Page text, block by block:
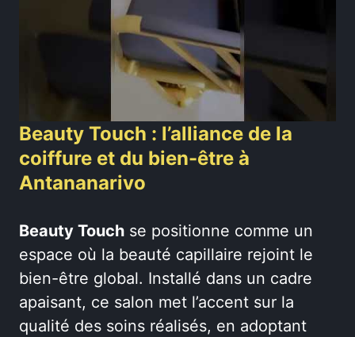
Beauty Touch : l’alliance de la
coiffure et du bien-être à
Antananarivo
Beauty Touch se positionne comme un
espace où la beauté capillaire rejoint le
bien-être global. Installé dans un cadre
apaisant, ce salon met l’accent sur la
qualité des soins réalisés, en adoptant